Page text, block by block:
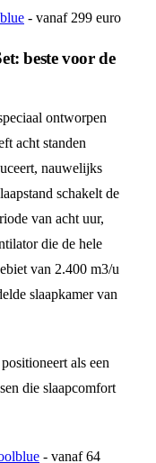
- vanaf 299 euro
beste voor de
ontworpen
acht standen
nauwelijks
schakelt de
van acht uur,
die de hele
van 2.400 m3/u
slaapkamer van
als een
die slaapcomfort
- vanaf 64